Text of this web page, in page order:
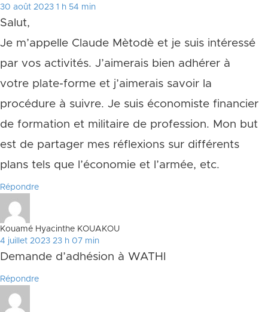
30 août 2023 1 h 54 min
Salut,
Je m’appelle Claude Mètodè et je suis intéressé
par vos activités. J’aimerais bien adhérer à
votre plate-forme et j’aimerais savoir la
procédure à suivre. Je suis économiste financier
de formation et militaire de profession. Mon but
est de partager mes réflexions sur différents
plans tels que l’économie et l’armée, etc.
Répondre
Kouamé Hyacinthe KOUAKOU
4 juillet 2023 23 h 07 min
Demande d’adhésion à WATHI
Répondre